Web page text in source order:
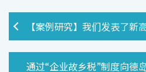
【案例研究】我们发表了新
通过“企业故乡税”制度向德